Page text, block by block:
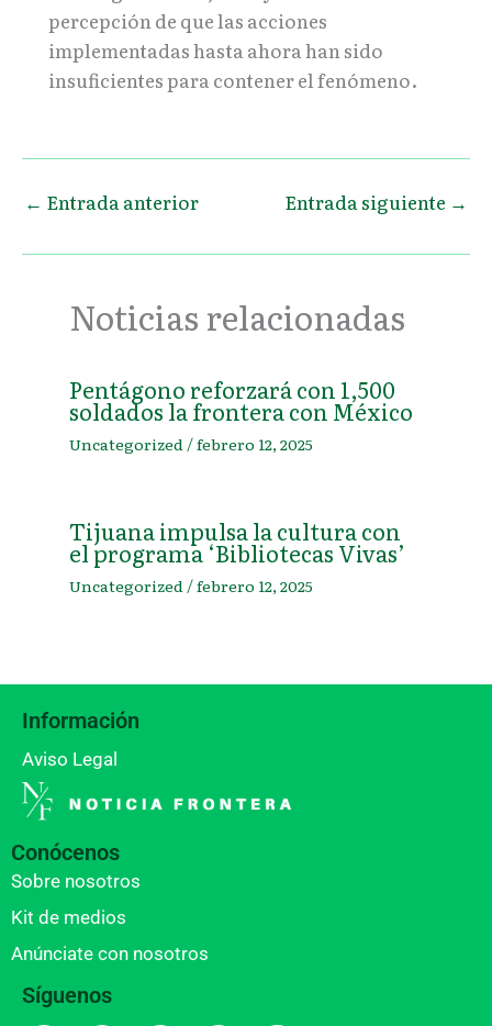
percepción de que las acciones
implementadas hasta ahora han sido
insuficientes para contener el fenómeno.
← Entrada anterior Entrada siguiente →
Noticias relacionadas
Pentágono reforzará con 1,500
soldados la frontera con México
Uncategorized/febrero 12, 2025
Tijuana impulsa la cultura con
el programa ‘Bibliotecas Vivas’
Uncategorized/febrero 12, 2025
Información
Aviso Legal
Conócenos
Sobre nosotros
Kit de medios
Anúnciate con nosotros
Síguenos